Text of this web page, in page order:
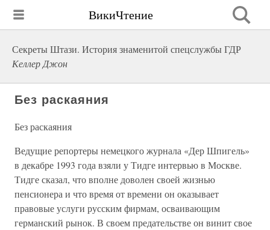
ВикиЧтение
Секреты Штази. История знаменитой спецслужбы ГДР
Келлер Джон
Без раскаяния
Без раскаяния
Ведущие репортеры немецкого журнала «Дер Шпигель»
в декабре 1993 года взяли у Тидге интервью в Москве.
Тидге сказал, что вполне доволен своей жизнью
пенсионера и что время от времени он оказывает
правовые услуги русским фирмам, осваивающим
германский рынок. В своем предательстве он винит свое